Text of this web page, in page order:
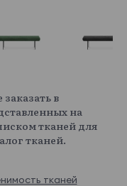
в
на
тканей для
тканей.
тканей